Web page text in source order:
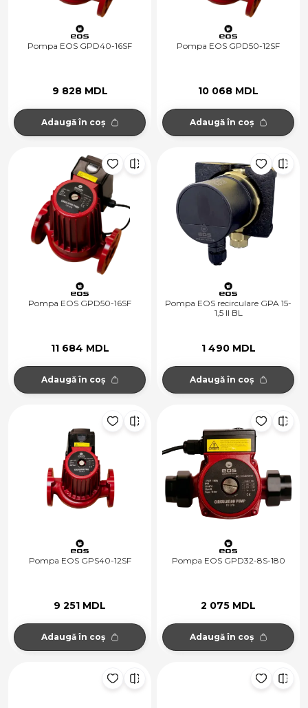
Pompa EOS GPD40-16SF
9 828 MDL
Adaugă în coș
Pompa EOS GPD50-12SF
10 068 MDL
Adaugă în coș
Pompa EOS GPD50-16SF
11 684 MDL
Adaugă în coș
Pompa EOS recirculare GPA 15-
1,5 II BL
1 490 MDL
Adaugă în coș
Pompa EOS GPS40-12SF
9 251 MDL
Adaugă în coș
Pompa EOS GPD32-8S-180
2 075 MDL
Adaugă în coș